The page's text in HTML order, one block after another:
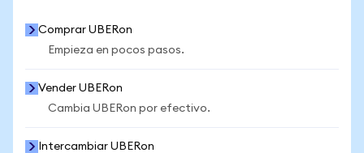
Comprar UBERon
Empieza en pocos pasos.
Vender UBERon
Cambia UBERon por efectivo.
Intercambiar UBERon